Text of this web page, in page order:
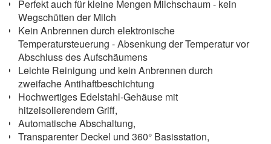
Perfekt auch für kleine Mengen Milchschaum - kein
Wegschütten der Milch
Kein Anbrennen durch elektronische
Temperatursteuerung - Absenkung der Temperatur vor
Abschluss des Aufschäumens
Leichte Reinigung und kein Anbrennen durch
zweifache Antihaftbeschichtung
Hochwertiges Edelstahl-Gehäuse mit
hitzeisolierendem Griff,
Automatische Abschaltung,
Transparenter Deckel und 360° Basisstation,